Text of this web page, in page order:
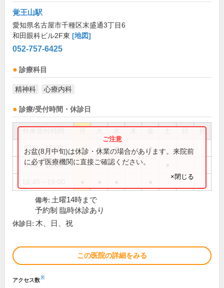
覚王山駅
愛知県名古屋市千種区末盛通3丁目6
和田眼科ビル2F東 [地図]
052-757-6425
診療科目
精神科 心療内科
診療/受付時間・休診日
祝
9:00～13:00 ● ● ● ●
9:00～14:00
お盆(8月中旬)は休診・休業の場合があります。来院前
に必ず医療機関に直接ご確認ください。
×閉じる
備考: 土曜14時まで
予約制 臨時休診あり
休診日: 木、日、祝
この医院の詳細をみる
アクセス数※